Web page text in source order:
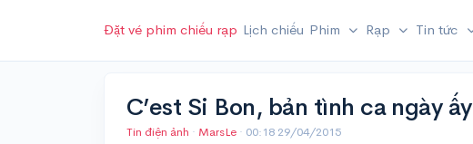
Đặt vé phim chiếu rạp Lịch chiếu Phim Rạp Tin tức
C’est Si Bon, bản tình ca ngày ấy
Tin điện ảnh · MarsLe · 00:18 29/04/2015